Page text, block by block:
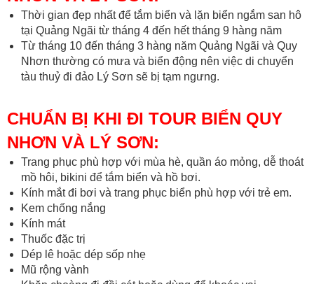
Thời gian đẹp nhất để tắm biển và lặn biển ngắm san hô
tại Quảng Ngãi từ tháng 4 đến hết tháng 9 hàng năm
Từ tháng 10 đến tháng 3 hàng năm Quảng Ngãi và Quy
Nhơn thường có mưa và biển động nên việc di chuyển
tàu thuỷ đi đảo Lý Sơn sẽ bị tạm ngưng.
CHUẨN BỊ KHI ĐI TOUR BIỂN QUY
NHƠN VÀ LÝ SƠN:
Trang phục phù hợp với mùa hè, quần áo mỏng, dễ thoát
mồ hôi, bikini để tắm biển và hồ bơi.
Kính mắt đi bơi và trang phục biển phù hợp với trẻ em.
Kem chống nắng
Kính mát
Thuốc đặc trị
Dép lê hoặc dép sốp nhẹ
Mũ rộng vành